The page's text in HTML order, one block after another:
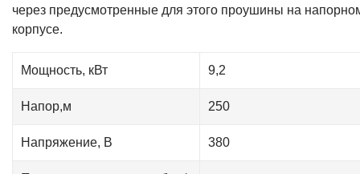
через предусмотренные для этого проушины на
корпусе.
Мощность, кВт 9,2
Напор,м 250
Напряжение, В 380